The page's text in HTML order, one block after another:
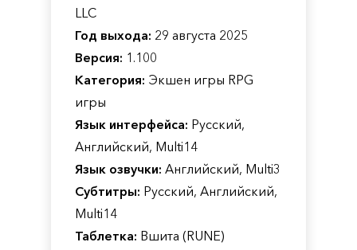
LLC
Год выхода: 29 августа 2025
Версия: 1.100
Категория: Экшен игры RPG
игры
Язык интерфейса: Русский,
Английский, Multi14
Язык озвучки: Английский, Multi3
Субтитры: Русский, Английский,
Multi14
Таблетка: Вшита (RUNE)